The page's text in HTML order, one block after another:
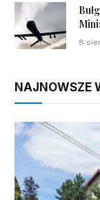
8
NAJNOWSZE